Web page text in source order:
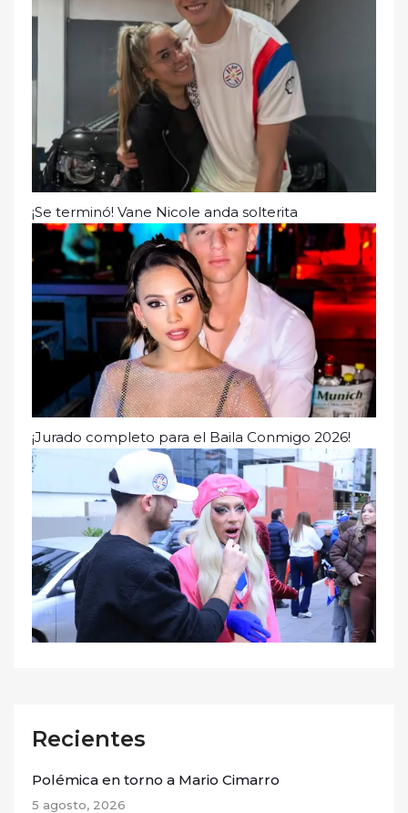
¡Se terminó! Vane Nicole anda solterita
¡Jurado completo para el Baila Conmigo 2026!
Recientes
Polémica en torno a Mario Cimarro
5 agosto, 2026